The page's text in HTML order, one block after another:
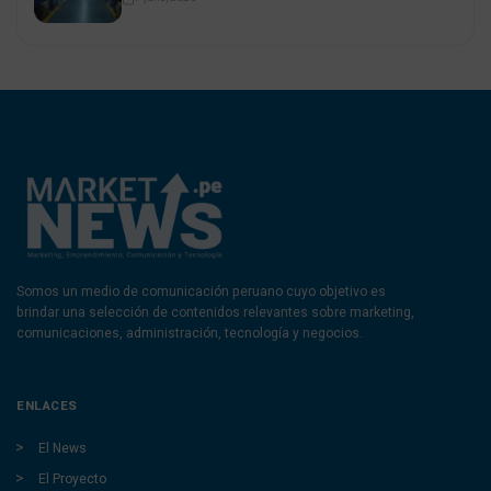
Somos un medio de comunicación peruano cuyo objetivo es
brindar una selección de contenidos relevantes sobre marketing,
comunicaciones, administración, tecnología y negocios.
ENLACES
El News
El Proyecto